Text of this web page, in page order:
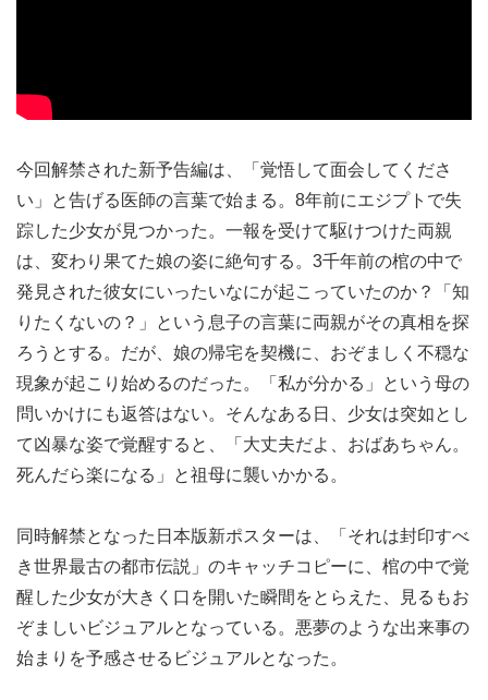
今回解禁された新予告編は、「覚悟して面会してくださ
い」と告げる医師の言葉で始まる。8年前にエジプトで失
踪した少女が見つかった。一報を受けて駆けつけた両親
は、変わり果てた娘の姿に絶句する。3千年前の棺の中で
発見された彼女にいったいなにが起こっていたのか？「知
りたくないの？」という息子の言葉に両親がその真相を探
ろうとする。だが、娘の帰宅を契機に、おぞましく不穏な
現象が起こり始めるのだった。「私が分かる」という母の
問いかけにも返答はない。そんなある日、少女は突如とし
て凶暴な姿で覚醒すると、「大丈夫だよ、おばあちゃん。
死んだら楽になる」と祖母に襲いかかる。
同時解禁となった日本版新ポスターは、「それは封印すべ
き世界最古の都市伝説」のキャッチコピーに、棺の中で覚
醒した少女が大きく口を開いた瞬間をとらえた、見るもお
ぞましいビジュアルとなっている。悪夢のような出来事の
始まりを予感させるビジュアルとなった。